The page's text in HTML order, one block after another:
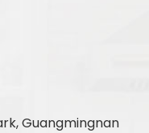
Guangmingnan